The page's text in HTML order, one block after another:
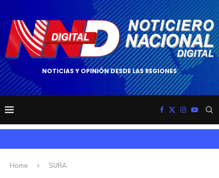
NOTICIAS Y OPINIÓN DESDE LAS REGIONES
Home SURA